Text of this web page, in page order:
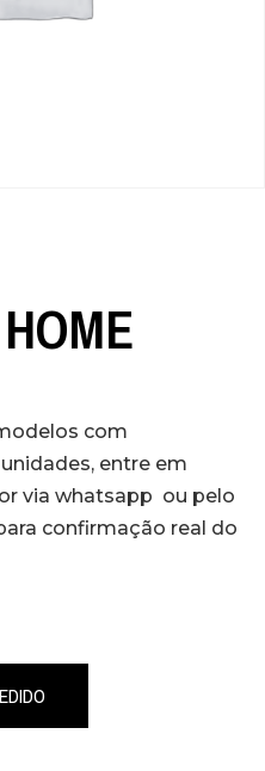
com
entre em
via whatsapp ou pelo
confirmação real do